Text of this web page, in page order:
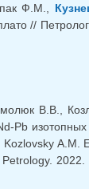
Ф.М.,
плато //
В.В.,
Pb
Kozlovsky
ссылка)